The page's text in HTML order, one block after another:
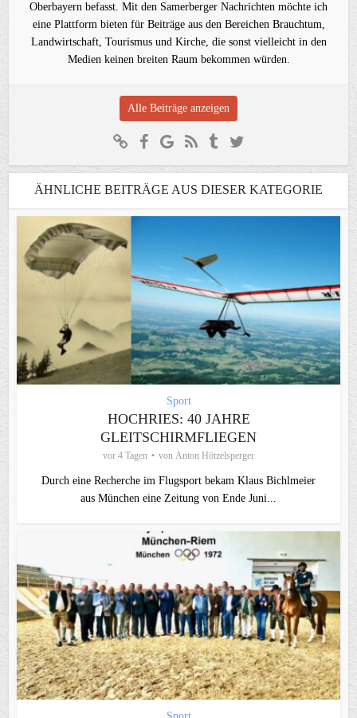
Oberbayern befasst. Mit den Samerberger Nachrichten möchte ich
eine Plattform bieten für Beiträge aus den Bereichen Brauchtum,
Landwirtschaft, Tourismus und Kirche, die sonst vielleicht in den
Medien keinen breiten Raum bekommen würden.
Alle Beiträge anzeigen
ÄHNLICHE BEITRÄGE AUS DIESER KATEGORIE
Sport
HOCHRIES: 40 JAHRE
GLEITSCHIRMFLIEGEN
vor 4 Tagen von Anton Hötzelsperger
Durch eine Recherche im Flugsport bekam Klaus Bichlmeier
aus München eine Zeitung von Ende Juni...